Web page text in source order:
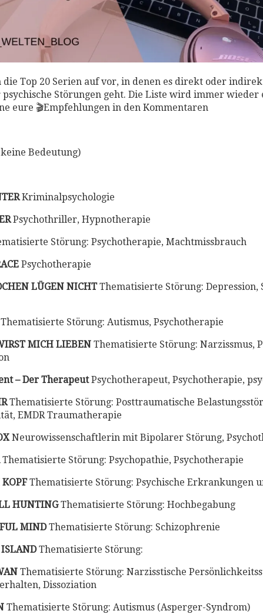
die Top 20 Serien auf vor, in denen es direkt oder
Störungen geht. Die Liste wird immer wieder
eure 🎬Empfehlungen in den Kommentaren⁣
Bedeutung)
Kriminalpsychologie⁣
⁣ Psychothriller, Hypnotherapie
Störung: Psychotherapie, Machtmissbrauch⁣
Psychotherapie
LÜGEN NICHTThematisierte Störung: Depression,
Thematisierte Störung: Autismus, Psychotherapie⁣⁣
MICH LIEBEN Thematisierte Störung: Narzissmus,
– Der TherapeutPsychotherapeut, Psychotherapie,
Thematisierte Störung: Posttraumatische
EMDR Traumatherapie
Neurowissenschaftlerin mit Bipolarer Störung,
Thematisierte Störung: Psychopathie, Psychotherapie
Thematisierte Störung: Psychische Erkrankungen
HUNTINGThematisierte Störung: Hochbegabung⁣
MINDThematisierte Störung: Schizophrenie⁣
ISLANDThematisierte Störung:
Thematisierte Störung: Narzisstische
Dissoziation⁣
Thematisierte Störung: Autismus (Asperger-Syndrom)⁣